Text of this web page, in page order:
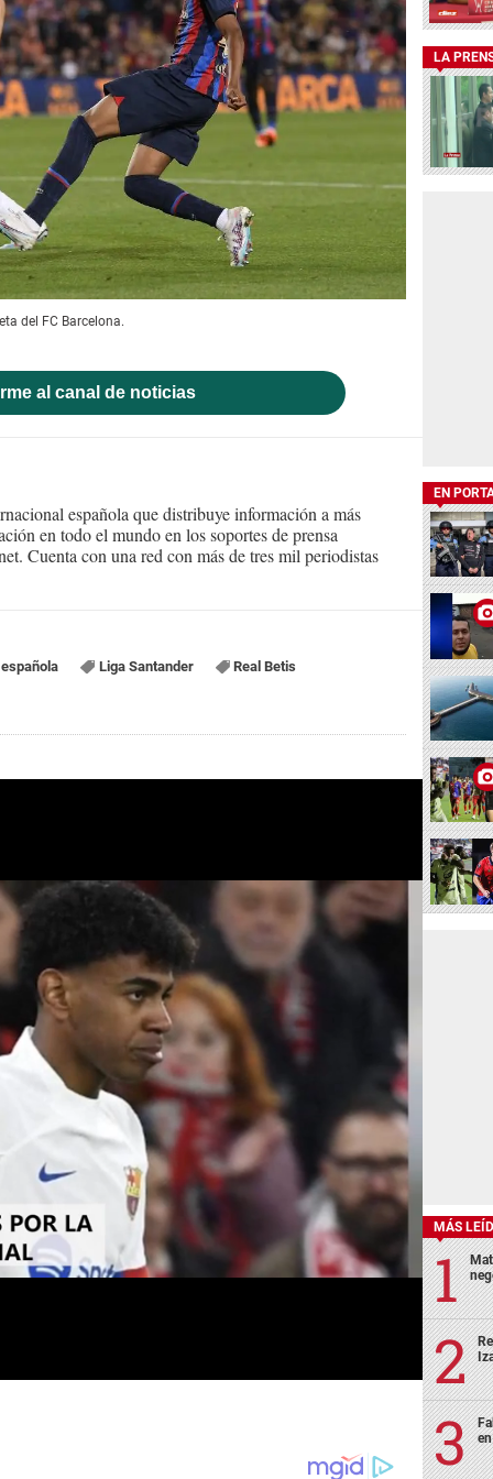
del FC Barcelona.
al canal de noticias
española que distribuye información a más
en todo el mundo en los soportes de prensa
Cuenta con una red con más de tres mil periodistas
Liga Santander Real Betis
LA
EN
MÁS